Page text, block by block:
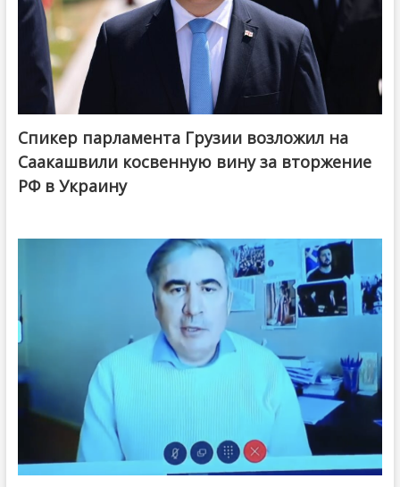
Спикер парламента Грузии возложил на
Саакашвили косвенную вину за вторжение
РФ в Украину